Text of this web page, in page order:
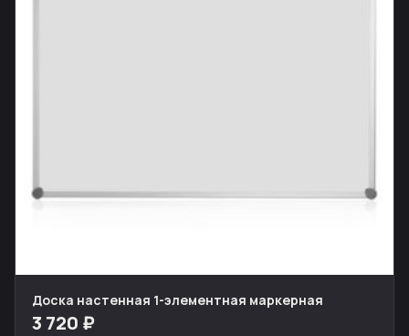
Доска настенная 1-элементная маркерная
3 720 ₽